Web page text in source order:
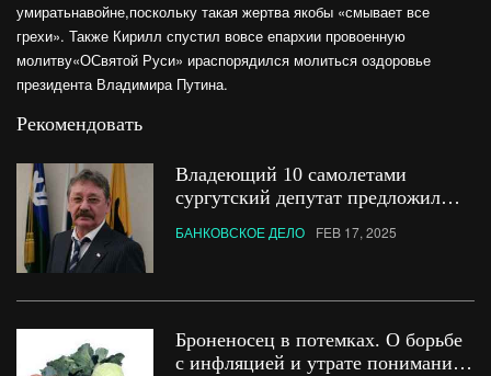
умиратьнавойне,поскольку такая жертва якобы «смывает все
грехи». Также Кирилл спустил вовсе епархии провоенную
молитву«ОСвятой Руси» ираспорядился молиться оздоровье
президента Владимира Путина.
Рекомендовать
Владеющий 10 самолетами
сургутский депутат предложил
пенсионерам работать на
БАНКОВСКОЕ ДЕЛО FEB 17, 2025
Броненосец в потемках. О борьбе
с инфляцией и утрате понимания